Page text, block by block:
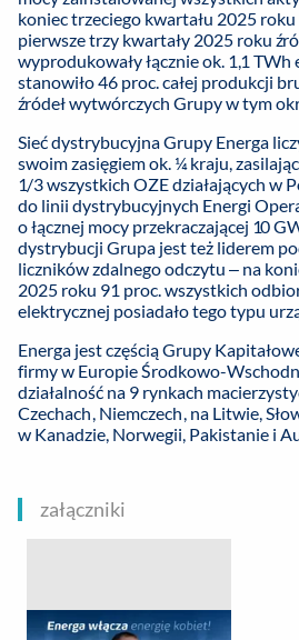
koniec trzeciego kwartału 2025 roku
pierwsze trzy kwartały 2025 roku
wyprodukowały łącznie ok. 1,1
stanowiło 46 proc. całej produkcji
źródeł wytwórczych Grupy w tym
Sieć dystrybucyjna Grupy Energa
swoim zasięgiem ok. ¼ kraju,
1/3 wszystkich OZE działających w
do linii dystrybucyjnych Energi
o łącznej mocy przekraczającej 10
dystrybucji Grupa jest też liderem
liczników zdalnego odczytu – na
2025 roku 91 proc. wszystkich
elektrycznej posiadało tego typu
Energa jest częścią Grupy
firmy w Europie Środkowo-
działalność na 9 rynkach
Czechach, Niemczech, na Litwie,
w Kanadzie, Norwegii, Pakistanie i
załączniki